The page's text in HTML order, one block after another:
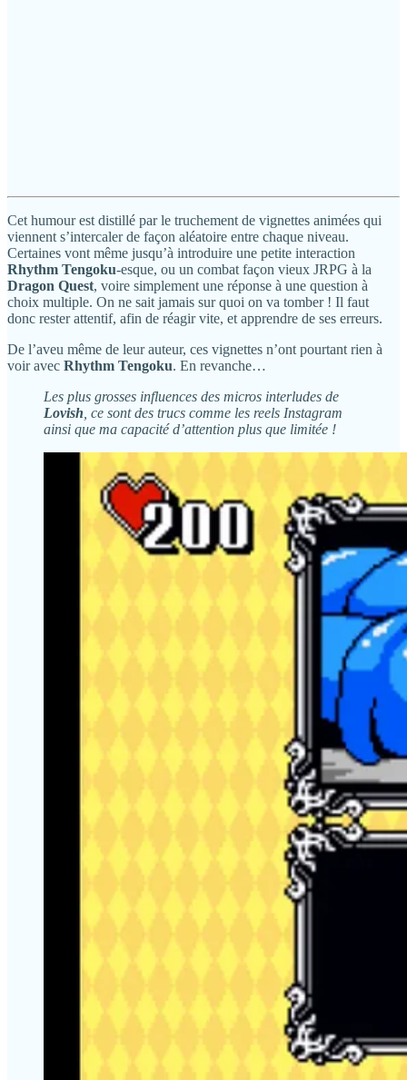
Cet humour est distillé par le truchement de vignettes animées qui
viennent s’intercaler de façon aléatoire entre chaque niveau.
Certaines vont même jusqu’à introduire une petite interaction
Rhythm Tengoku-esque, ou un combat façon vieux JRPG à la
Dragon Quest, voire simplement une réponse à une question à
choix multiple. On ne sait jamais sur quoi on va tomber ! Il faut
donc rester attentif, afin de réagir vite, et apprendre de ses erreurs.
De l’aveu même de leur auteur, ces vignettes n’ont pourtant rien à
voir avec Rhythm Tengoku. En revanche…
Les plus grosses influences des micros interludes de
Lovish , ce sont des trucs comme les reels Instagram
ainsi que ma capacité d’attention plus que limitée !